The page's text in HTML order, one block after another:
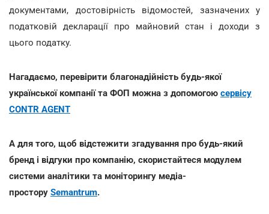
документами, достовірність відомостей, зазначених у
податковій декларації про майновий стан і доходи з
цього податку.
Нагадаємо, перевірити благонадійність будь-якої
української компанії та ФОП можна з допомогою сервісу
CONTR AGENT
А для того, щоб відстежити згадування про будь-який
бренд і відгуки про компанію, скористайтеся модулем
системи аналітики та моніторингу медіа-
простору Semantrum.